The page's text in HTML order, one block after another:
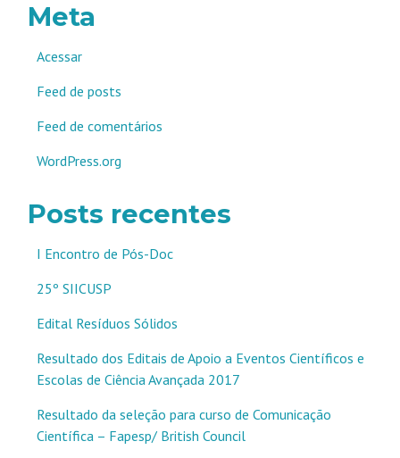
Meta
Acessar
Feed de posts
Feed de comentários
WordPress.org
Posts recentes
I Encontro de Pós-Doc
25º SIICUSP
Edital Resíduos Sólidos
Resultado dos Editais de Apoio a Eventos Científicos e
Escolas de Ciência Avançada 2017
Resultado da seleção para curso de Comunicação
Científica – Fapesp/ British Council